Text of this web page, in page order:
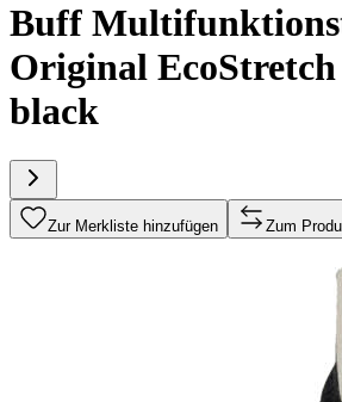
Buff
Original
black
Zur Merkliste hinzufügen Zum